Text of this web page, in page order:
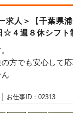
求人＞【千葉県
☆４週８休シフ
方でも安心して応
お仕事ID：02313